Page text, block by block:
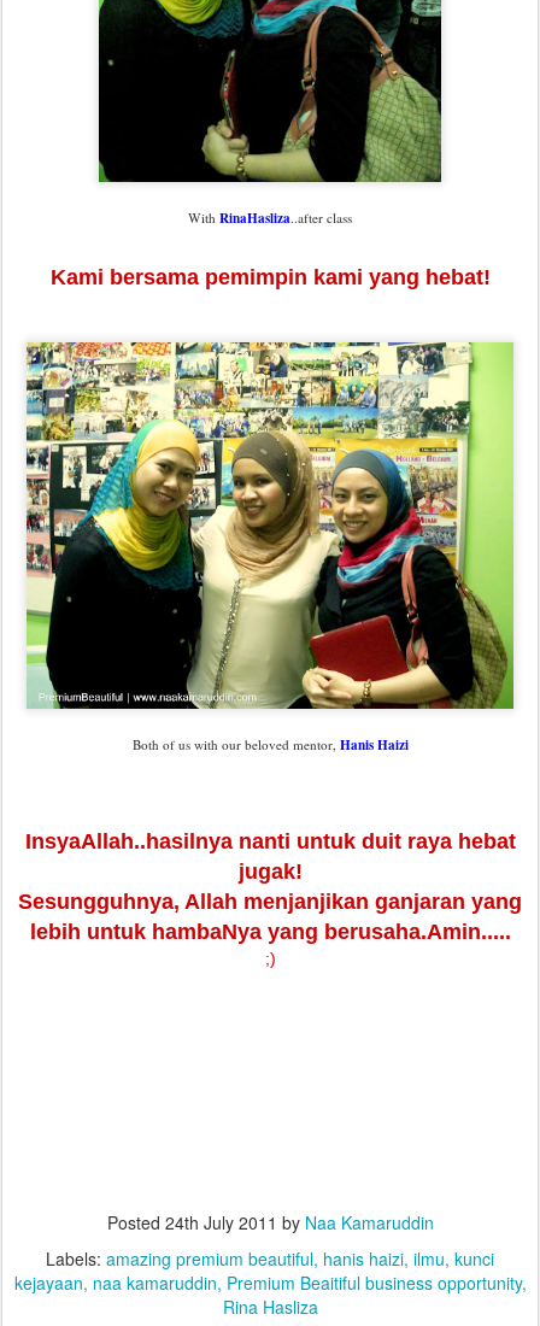
With RinaHasliza..after class
Kami bersama pemimpin kami yang hebat!
Both of us with our beloved mentor, Hanis Haizi
InsyaAllah..hasilnya nanti untuk duit raya hebat
jugak!
Sesungguhnya, Allah menjanjikan ganjaran yang
lebih untuk hambaNya yang berusaha.Amin.....
;)
Posted 24th July 2011 by Naa Kamaruddin
Labels: amazing premium beautiful hanis haizi ilmu kunci
kejayaan naa kamaruddin Premium Beaitiful business opportunity
Rina Hasliza